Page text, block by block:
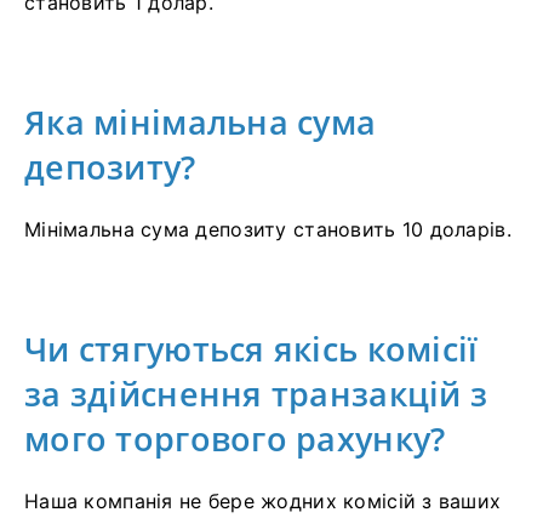
Яка мінімальна сума
депозиту?
Мінімальна сума депозиту становить 10 доларів.
Чи стягуються якісь комісії
за здійснення транзакцій з
мого торгового рахунку?
Наша компанія не бере жодних комісій з ваших